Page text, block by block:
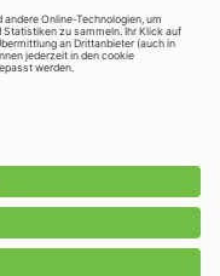
hier
&Datenschutz•